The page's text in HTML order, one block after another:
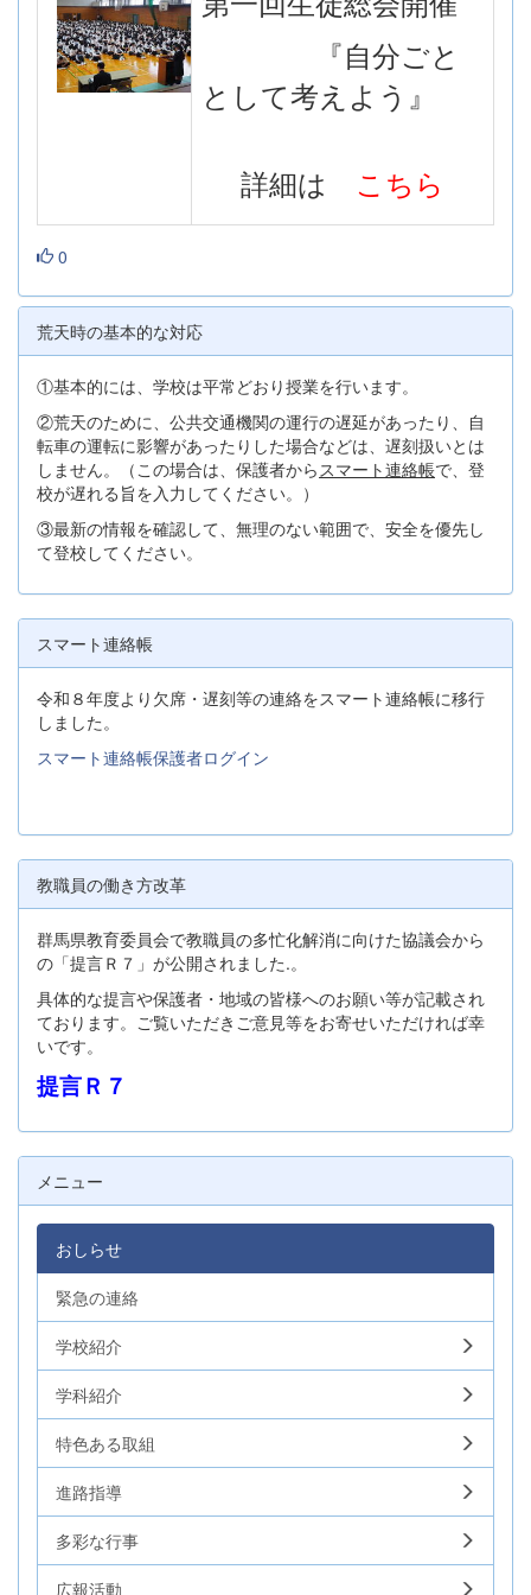
『自分ごと
として考えよう』
詳細は こちら
0
荒天時の基本的な対応
①基本的には、学校は平常どおり授業を行います。
②荒天のために、公共交通機関の運行の遅延があったり、自
転車の運転に影響があったりした場合などは、遅刻扱いとは
しません。（この場合は、保護者からスマート連絡帳で、登
校が遅れる旨を入力してください。）
③最新の情報を確認して、無理のない範囲で、安全を優先し
て登校してください。
スマート連絡帳
令和８年度より欠席・遅刻等の連絡をスマート連絡帳に移行
しました。
スマート連絡帳保護者ログイン
教職員の働き方改革
群馬県教育委員会で教職員の多忙化解消に向けた協議会から
の「提言Ｒ７」が公開されました.。
具体的な提言や保護者・地域の皆様へのお願い等が記載され
ております。ご覧いただきご意見等をお寄せいただければ幸
いです。
提言Ｒ７
メニュー
おしらせ
緊急の連絡
学校紹介
学科紹介
特色ある取組
進路指導
多彩な行事
広報活動